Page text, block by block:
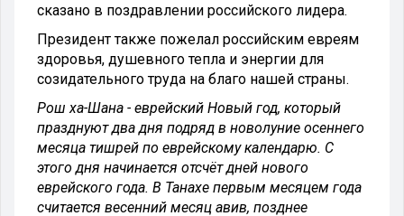
сказано в поздравлении российского лидера.
Президент также пожелал российским евреям
здоровья, душевного тепла и энергии для
созидательного труда на благо нашей страны.
Рош ха-Шана - еврейский Новый год, который
празднуют два дня подряд в новолуние осеннего
месяца тишрей по еврейскому календарю. С
этого дня начинается отсчёт дней нового
еврейского года. В Танахе первым месяцем года
считается весенний месяц авив, позднее